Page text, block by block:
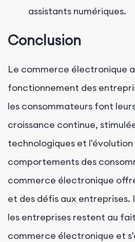
assistants numériques.
Conclusion
Le commerce électronique
fonctionnement des
les consommateurs font
croissance continue,
technologiques et l'évolution
comportements des
commerce électronique
et des défis aux entreprises.
les entreprises restent au
commerce électronique et